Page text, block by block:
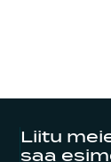
Liitu
saa